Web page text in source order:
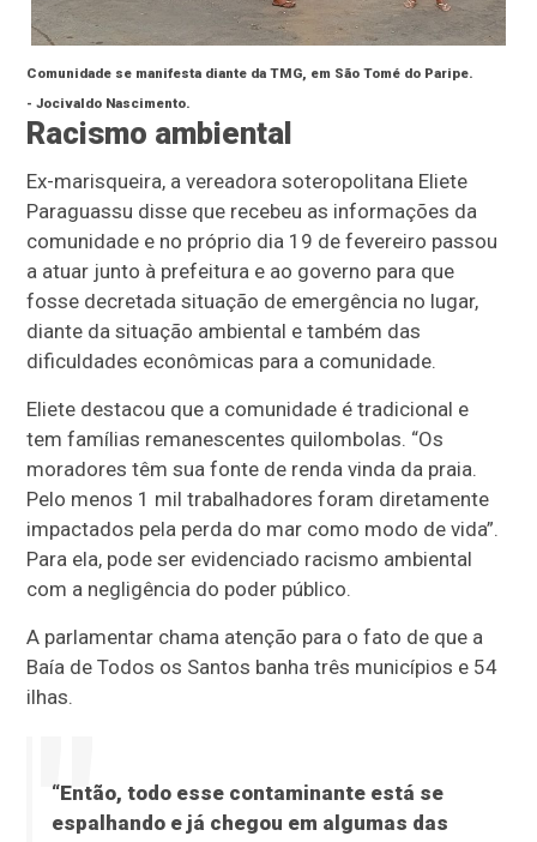
Comunidade se manifesta diante da TMG, em São Tomé do Paripe.
-Jocivaldo Nascimento.
Racismo ambiental
Ex-marisqueira, a vereadora soteropolitana Eliete
Paraguassu disse que recebeu as informações da
comunidade e no próprio dia 19 de fevereiro passou
a atuar junto à prefeitura e ao governo para que
fosse decretada situação de emergência no lugar,
diante da situação ambiental e também das
dificuldades econômicas para a comunidade.
Eliete destacou que a comunidade é tradicional e
tem famílias remanescentes quilombolas. “Os
moradores têm sua fonte de renda vinda da praia.
Pelo menos 1 mil trabalhadores foram diretamente
impactados pela perda do mar como modo de vida”.
Para ela, pode ser evidenciado racismo ambiental
com a negligência do poder público.
A parlamentar chama atenção para o fato de que a
Baía de Todos os Santos banha três municípios e 54
ilhas.
“Então, todo esse contaminante está se
espalhando e já chegou em algumas das